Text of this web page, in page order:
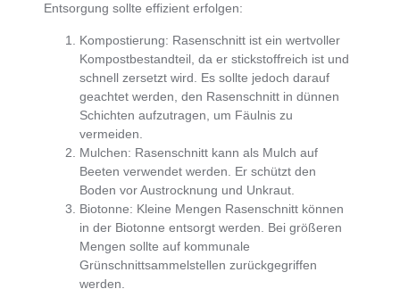
Entsorgung sollte effizient erfolgen:
Kompostierung: Rasenschnitt ist ein wertvoller
Kompostbestandteil, da er stickstoffreich ist und
schnell zersetzt wird. Es sollte jedoch darauf
geachtet werden, den Rasenschnitt in dünnen
Schichten aufzutragen, um Fäulnis zu
vermeiden.
Mulchen: Rasenschnitt kann als Mulch auf
Beeten verwendet werden. Er schützt den
Boden vor Austrocknung und Unkraut.
Biotonne: Kleine Mengen Rasenschnitt können
in der Biotonne entsorgt werden. Bei größeren
Mengen sollte auf kommunale
Grünschnittsammelstellen zurückgegriffen
werden.